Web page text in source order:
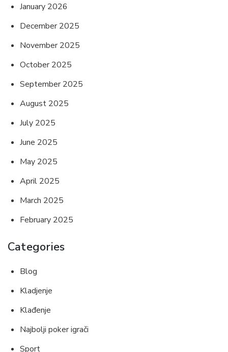
January 2026
December 2025
November 2025
October 2025
September 2025
August 2025
July 2025
June 2025
May 2025
April 2025
March 2025
February 2025
Categories
Blog
Kladjenje
Klađenje
Najbolji poker igrači
Sport